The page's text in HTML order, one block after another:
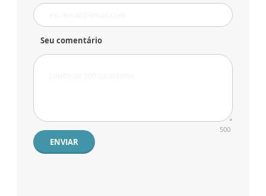
Seu comentário
500
ENVIAR